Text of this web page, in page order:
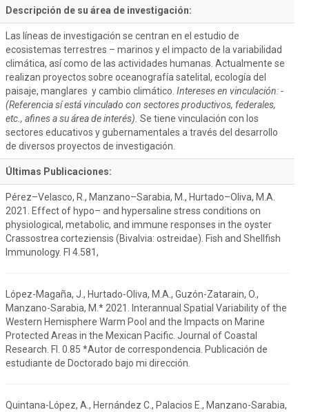
Descripción de su área de investigación:
Las líneas de investigación se centran en el estudio de
ecosistemas terrestres – marinos y el impacto de la variabilidad
climática, así como de las actividades humanas. Actualmente se
realizan proyectos sobre oceanografía satelital, ecología del
paisaje, manglares y cambio climático. Intereses en vinculación: -
(Referencia sí está vinculado con sectores productivos, federales,
etc., afines a su área de interés). Se tiene vinculación con los
sectores educativos y gubernamentales a través del desarrollo
de diversos proyectos de investigación.
Últimas Publicaciones:
Pérez–Velasco, R., Manzano–Sarabia, M., Hurtado–Oliva, M.A.
2021. Effect of hypo– and hypersaline stress conditions on
physiological, metabolic, and immune responses in the oyster
Crassostrea corteziensis (Bivalvia: ostreidae). Fish and Shellfish
Immunology. FI 4.581,
López-Magaña, J., Hurtado-Oliva, M.A., Guzón-Zatarain, O.,
Manzano-Sarabia, M.* 2021. Interannual Spatial Variability of the
Western Hemisphere Warm Pool and the Impacts on Marine
Protected Areas in the Mexican Pacific. Journal of Coastal
Research. FI. 0.85 *Autor de correspondencia. Publicación de
estudiante de Doctorado bajo mi dirección.
Quintana-López, A., Hernández C., Palacios E., Manzano-Sarabia,